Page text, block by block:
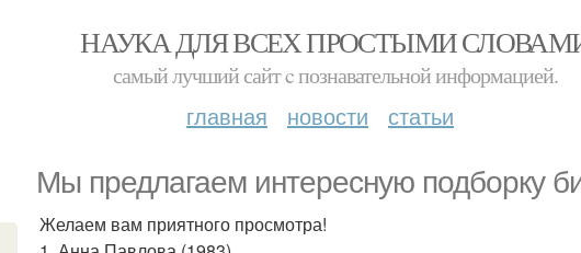
НАУКА ДЛЯ ВСЕХ ПРОСТЫМИ
самый лучший сайт c познавательной информацией.
главная новости статьи
Мы предлагаем интересную подборку
Желаем вам приятного просмотра!